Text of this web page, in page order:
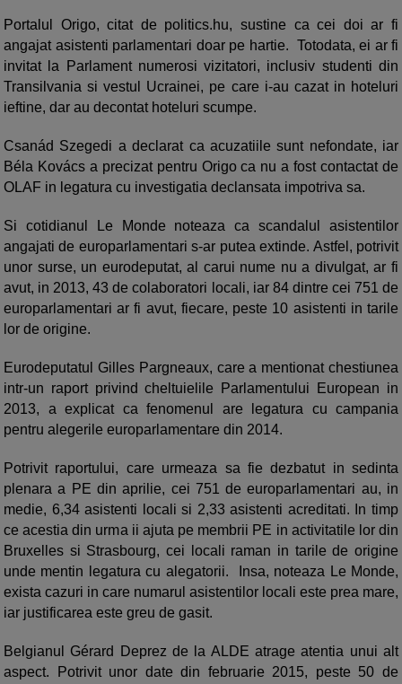
Portalul Origo, citat de politics.hu, sustine ca cei doi ar fi
angajat asistenti parlamentari doar pe hartie. Totodata, ei ar fi
invitat la Parlament numerosi vizitatori, inclusiv studenti din
Transilvania si vestul Ucrainei, pe care i-au cazat in hoteluri
ieftine, dar au decontat hoteluri scumpe.
Csanád Szegedi a declarat ca acuzatiile sunt nefondate, iar
Béla Kovács a precizat pentru Origo ca nu a fost contactat de
OLAF in legatura cu investigatia declansata impotriva sa.
Si cotidianul Le Monde noteaza ca scandalul asistentilor
angajati de europarlamentari s-ar putea extinde. Astfel, potrivit
unor surse, un eurodeputat, al carui nume nu a divulgat, ar fi
avut, in 2013, 43 de colaboratori locali, iar 84 dintre cei 751 de
europarlamentari ar fi avut, fiecare, peste 10 asistenti in tarile
lor de origine.
Eurodeputatul Gilles Pargneaux, care a mentionat chestiunea
intr-un raport privind cheltuielile Parlamentului European in
2013, a explicat ca fenomenul are legatura cu campania
pentru alegerile europarlamentare din 2014.
Potrivit raportului, care urmeaza sa fie dezbatut in sedinta
plenara a PE din aprilie, cei 751 de europarlamentari au, in
medie, 6,34 asistenti locali si 2,33 asistenti acreditati. In timp
ce acestia din urma ii ajuta pe membrii PE in activitatile lor din
Bruxelles si Strasbourg, cei locali raman in tarile de origine
unde mentin legatura cu alegatorii. Insa, noteaza Le Monde,
exista cazuri in care numarul asistentilor locali este prea mare,
iar justificarea este greu de gasit.
Belgianul Gérard Deprez de la ALDE atrage atentia unui alt
aspect. Potrivit unor date din februarie 2015, peste 50 de